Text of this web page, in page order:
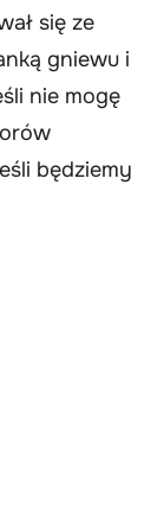
się ze
gniewu i
nie mogę
będziemy